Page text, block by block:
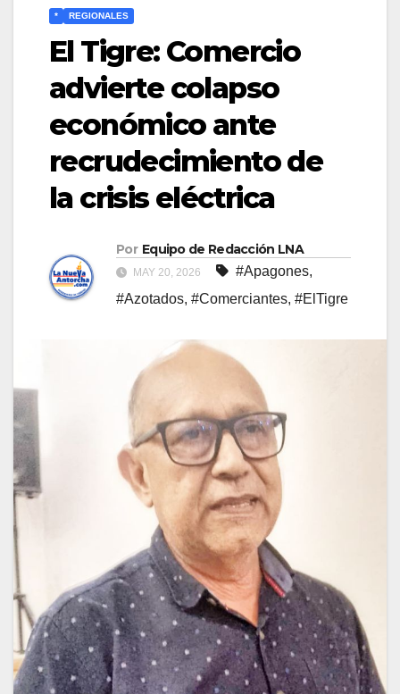
* REGIONALES
El Tigre: Comercio
advierte colapso
económico ante
recrudecimiento de
la crisis eléctrica
Por Equipo de Redacción LNA
MAY 20, 2026 #Apagones,
#Azotados, #Comerciantes, #ElTigre